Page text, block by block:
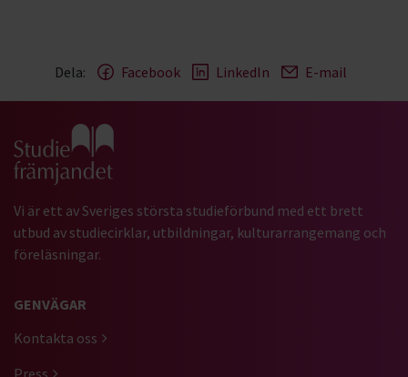
Dela: Facebook LinkedIn E-mail
Gå till studiefrämjandets startsida
Vi är ett av Sveriges största studieförbund med ett brett
utbud av studiecirklar, utbildningar, kulturarrangemang och
föreläsningar.
GENVÄGAR
Kontakta oss
Press